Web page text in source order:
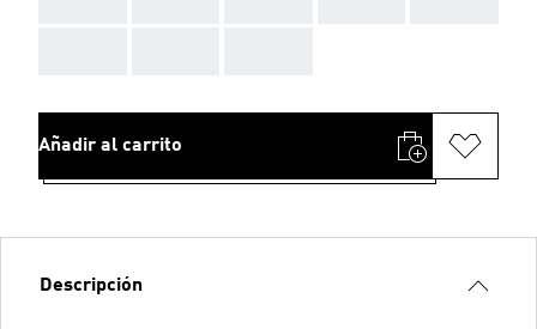
Añadir al carrito
Descripción